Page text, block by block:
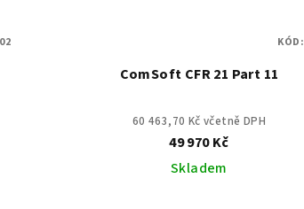
ComSoft CFR 21 Part 11
60 463,70 Kč včetně DPH
49 970 Kč
Skladem
KÓD: